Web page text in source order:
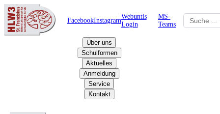
FacebookInstagram
Webuntis
Login
MS-
Teams
Über uns
Schulformen
Aktuelles
Anmeldung
Service
Kontakt